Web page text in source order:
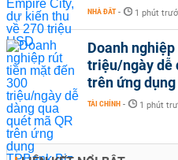
NHÀ ĐẤT - 1 phút
Doanh
triệu/ngày dễ
trên ứng
TÀI CHÍNH - 1 phút